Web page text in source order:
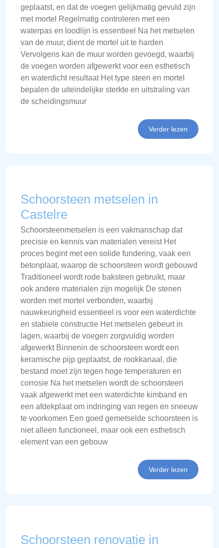
geplaatst, en dat de voegen gelijkmatig gevuld zijn
met mortel Regelmatig controleren met een
waterpas en loodlijn is essentieel Na het metselen
van de muur, dient de mortel uit te harden
Vervolgens kan de muur worden gevoegd, waarbij
de voegen worden afgewerkt voor een esthetisch
en waterdicht resultaat Het type steen en mortel
bepalen de uiteindelijke sterkte en uitstraling van
de scheidingsmuur
Verder lezen
Schoorsteen metselen in
Castelre
Schoorsteenmetselen is een vakmanschap dat
precisie en kennis van materialen vereist Het
proces begint met een solide fundering, vaak een
betonplaat, waarop de schoorsteen wordt gebouwd
Traditioneel wordt rode baksteen gebruikt, maar
ook andere materialen zijn mogelijk De stenen
worden met mortel verbonden, waarbij
nauwkeurigheid essentieel is voor een waterdichte
en stabiele constructie Het metselen gebeurt in
lagen, waarbij de voegen zorgvuldig worden
afgewerkt Binnenin de schoorsteen wordt een
keramische pijp geplaatst, de rookkanaal, die
bestand moet zijn tegen hoge temperaturen en
corrosie Na het metselen wordt de schoorsteen
vaak afgewerkt met een waterdichte kimband en
een afdekplaat om indringing van regen en sneeuw
te voorkomen Een goed gemetselde schoorsteen is
niet alleen functioneel, maar ook een esthetisch
element van een gebouw
Verder lezen
Schoorsteen renovatie in